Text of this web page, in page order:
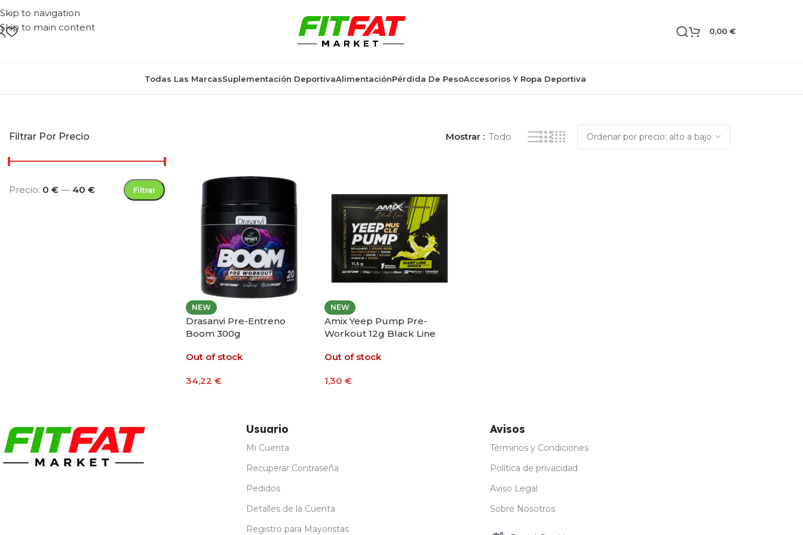
Skip to navigation
Skip to main content
0,00 €
Todas Las MarcasSuplementación DeportivaAlimentaciónPérdida De PesoAccesorios Y Ropa Deportiva
Filtrar Por Precio
Filtrar
Precio: 0 € — 40 €
Mostrar Todo
NEW
Drasanvi Pre-Entreno
Boom 300g
Out of stock
34,22 €
NEW
Amix Yeep Pump Pre-
Workout 12g Black Line
Out of stock
1,30€
Usuario
Mi Cuenta
Recuperar Contraseña
Pedidos
Detalles de la Cuenta
Registro para Mayoristas
Avisos
Términos y Condiciones
Política de privacidad
Aviso Legal
Sobre Nosotros